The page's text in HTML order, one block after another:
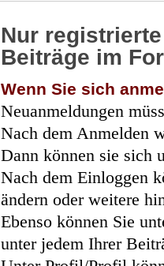
Nur
Beiträge im
Wenn Sie sich
Neuanmeldungen
Nach dem Anmelden
Dann können sie sich
Nach dem Einloggen
ändern oder weitere
Ebenso können Sie
unter jedem Ihrer